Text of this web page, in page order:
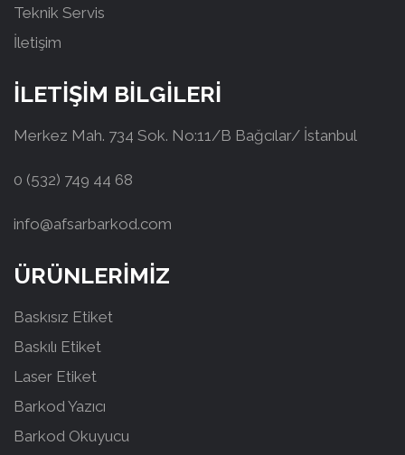
Teknik Servis
İletişim
İLETİŞİM BİLGİLERİ
Merkez Mah. 734 Sok. No:11/B Bağcılar/ İstanbul
0 (532) 749 44 68
info@afsarbarkod.com
ÜRÜNLERİMİZ
Baskısız Etiket
Baskılı Etiket
Laser Etiket
Barkod Yazıcı
Barkod Okuyucu